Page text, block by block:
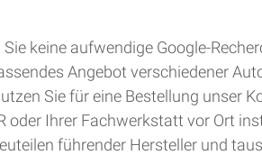
keine aufwendige Google-
Angebot verschiedener
Sie für eine Bestellung unser
oder Ihrer Fachwerkstatt vor Ort
führender Hersteller und